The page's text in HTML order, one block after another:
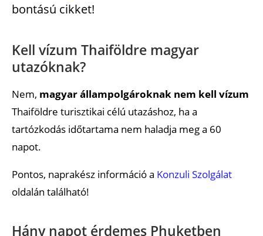
bontású cikket!
Kell vízum Thaiföldre magyar
utazóknak?
Nem, magyar állampolgároknak nem kell vízum
Thaiföldre turisztikai célú utazáshoz, ha a
tartózkodás időtartama nem haladja meg a 60
napot.
Pontos, naprakész információ a Konzuli Szolgálat
oldalán található!
Hány napot érdemes Phuketben